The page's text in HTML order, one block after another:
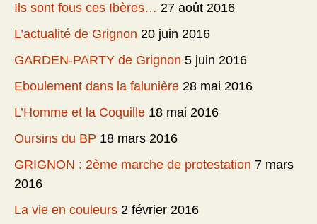
Ils sont fous ces Ibères… 27 août 2016
L’actualité de Grignon 20 juin 2016
GARDEN-PARTY de Grignon 5 juin 2016
Eboulement dans la falunière 28 mai 2016
L’Homme et la Coquille 18 mai 2016
Oursins du BP 18 mars 2016
GRIGNON : 2ème marche de protestation 7 mars
2016
La vie en couleurs 2 février 2016